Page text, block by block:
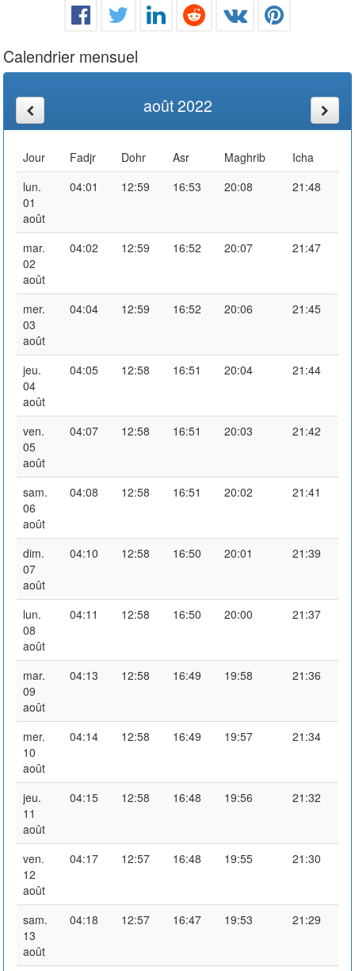
Calendrier mensuel
août 2022
Jour Fadjr Dohr Asr Maghrib
Icha
lun.
01
août
04:01 12:59 16:53 20:08 21:48
mar.
02
août
04:02 12:59 16:52 20:07 21:47
mer.
03
août
04:04 12:59 16:52 20:06 21:45
jeu.
04
août
04:05 12:58 16:51 20:04 21:44
ven.
05
août
04:07 12:58 16:51 20:03 21:42
sam.
06
août
04:08 12:58 16:51 20:02 21:41
dim.
07
août
04:10 12:58 16:50 20:01 21:39
lun.
08
août
04:11 12:58 16:50 20:00 21:37
mar.
09
août
04:13 12:58 16:49 19:58 21:36
mer.
10
août
04:14 12:58 16:49 19:57 21:34
jeu.
11
août
04:15 12:58 16:48 19:56 21:32
ven.
12
août
04:17 12:57 16:48 19:55 21:30
sam.
13
août
04:18 12:57 16:47 19:53 21:29